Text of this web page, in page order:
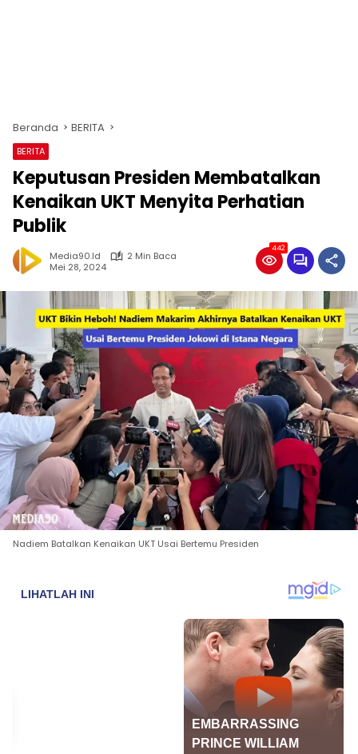
Beranda BERITA
BERITA
Keputusan Presiden Membatalkan
Kenaikan UKT Menyita Perhatian
Publik
Media90.id
2 Min Baca
Mei 28, 2024
442
Nadiem Batalkan Kenaikan UKT Usai Bertemu Presiden